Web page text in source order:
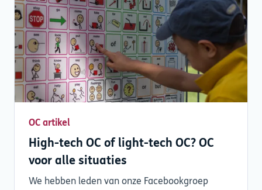
OC artikel
High-tech OC of light-tech OC? OC
voor alle situaties
We hebben leden van onze Facebookgroep